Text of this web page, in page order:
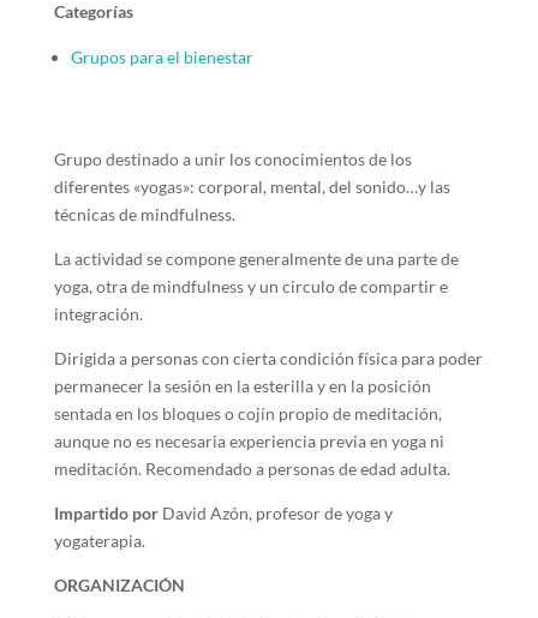
Categorías
Grupos para el bienestar
Grupo destinado a unir los conocimientos de los
diferentes «yogas»: corporal, mental, del sonido…y las
técnicas de mindfulness.
La actividad se compone generalmente de una parte de
yoga, otra de mindfulness y un circulo de compartir e
integración.
Dirigida a personas con cierta condición física para poder
permanecer la sesión en la esterilla y en la posición
sentada en los bloques o cojín propio de meditación,
aunque no es necesaria experiencia previa en yoga ni
meditación. Recomendado a personas de edad adulta.
Impartido porDavid Azón, profesor de yoga y
yogaterapia.
ORGANIZACIÓN